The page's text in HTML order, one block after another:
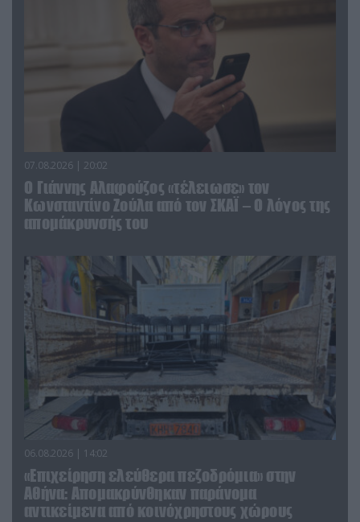
07.08.2026 | 20:02
Ο Γιάννης Αλαφούζος «τέλειωσε» τον
Κωνσταντίνο Ζούλα από τον ΣΚΑΪ – Ο λόγος της
απομάκρυνσής του
06.08.2026 | 14:02
«Επιχείρηση ελεύθερα πεζοδρόμια» στην
Αθήνα: Απομακρύνθηκαν παράνομα
αντικείμενα από κοινόχρηστους χώρους